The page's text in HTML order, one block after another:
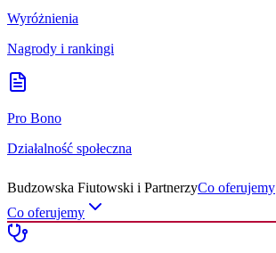
Wyróżnienia
Nagrody i rankingi
Pro Bono
Działalność społeczna
Budzowska Fiutowski i PartnerzyCo oferujemy
Co oferujemy